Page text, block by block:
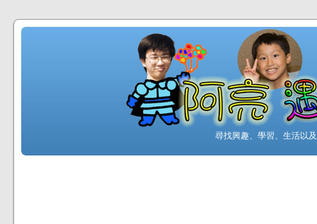
尋找興趣、學習、生活以